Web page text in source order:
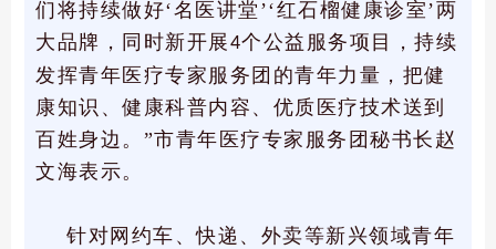
们将持续做好‘名医讲堂’‘红石榴健康诊室’两
大品牌，同时新开展4个公益服务项目，持续
发挥青年医疗专家服务团的青年力量，把健
康知识、健康科普内容、优质医疗技术送到
百姓身边。”市青年医疗专家服务团秘书长赵
文海表示。
针对网约车、快递、外卖等新兴领域青年